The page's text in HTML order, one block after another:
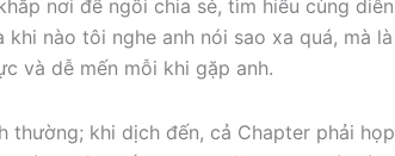
nơi để ngồi chia sẻ, tìm hiểu cùng diễn
nào tôi nghe anh nói sao xa quá, mà là
và dễ mến mỗi khi gặp anh.
khi dịch đến, cả Chapter phải họp